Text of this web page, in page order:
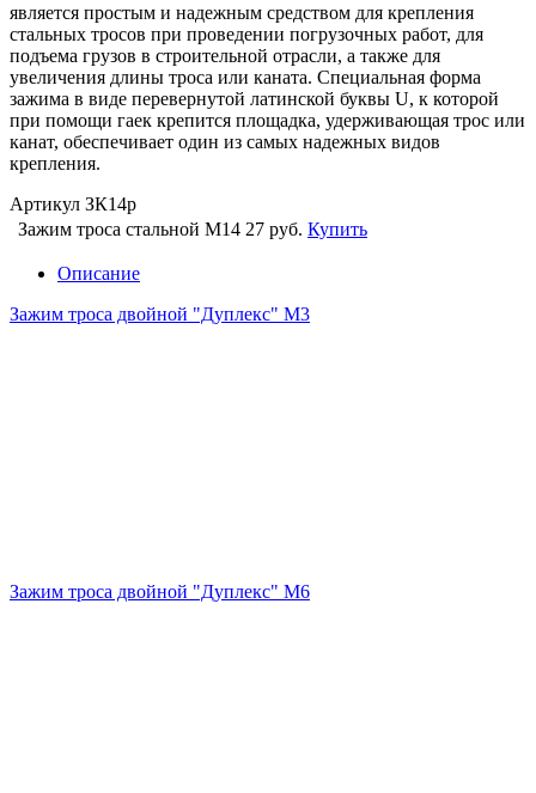
является простым и надежным средством для крепления
стальных тросов при проведении погрузочных работ, для
подъема грузов в строительной отрасли, а также для
увеличения длины троса или каната. Специальная форма
зажима в виде перевернутой латинской буквы U, к которой
при помощи гаек крепится площадка, удерживающая трос или
канат, обеспечивает один из самых надежных видов
крепления.
Артикул ЗК14р
Зажим троса стальной М14 27 руб. Купить
Описание
Зажим троса двойной "Дуплекс" М3
Зажим троса двойной "Дуплекс" М6